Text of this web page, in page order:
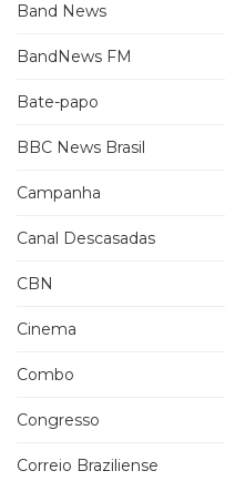
Band News
BandNews FM
Bate-papo
BBC News Brasil
Campanha
Canal Descasadas
CBN
Cinema
Combo
Congresso
Correio Braziliense